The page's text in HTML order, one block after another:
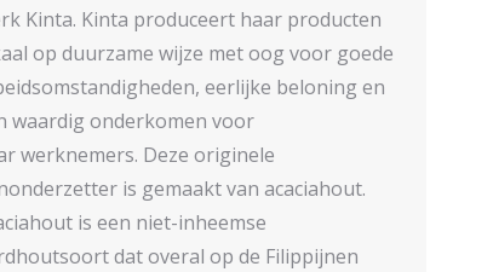
Kinta. Kinta produceert haar producten
op duurzame wijze met oog voor goede
eerlijke beloning en
waardig onderkomen voor
werknemers. Deze originele
is gemaakt van acaciahout.
is een niet-inheemse
dat overal op de Filippijnen